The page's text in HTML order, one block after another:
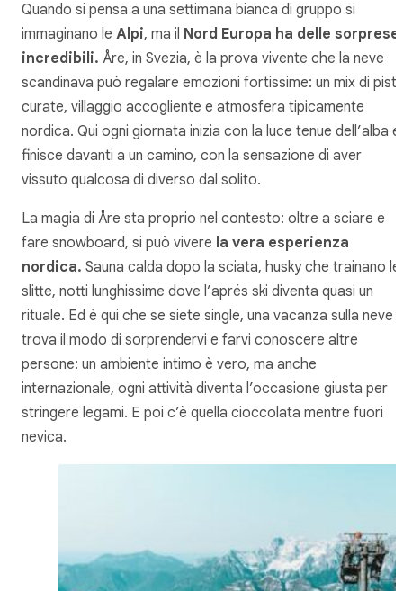
Quando si pensa a una settimana bianca di gruppo si
immaginano le Alpi, ma il Nord Europa ha delle sorprese
incredibili. Åre, in Svezia, è la prova vivente che la neve
scandinava può regalare emozioni fortissime: un mix di
curate, villaggio accogliente e atmosfera tipicamente
nordica. Qui ogni giornata inizia con la luce tenue dell’alba e
finisce davanti a un camino, con la sensazione di aver
vissuto qualcosa di diverso dal solito.
La magia di Åre sta proprio nel contesto: oltre a sciare e
fare snowboard, si può vivere la vera esperienza
nordica. Sauna calda dopo la sciata, husky che trainano le
slitte, notti lunghissime dove l’aprés ski diventa quasi un
rituale. Ed è qui che se siete single, una vacanza sulla neve
trova il modo di sorprendervi e farvi conoscere altre
persone: un ambiente intimo è vero, ma anche
internazionale, ogni attività diventa l’occasione giusta per
stringere legami. E poi c’è quella cioccolata mentre fuori
nevica.